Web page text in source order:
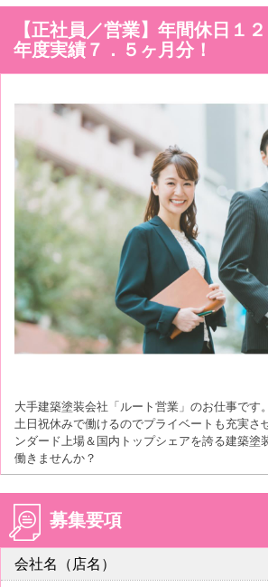
【正社員／営業】年間休日１
年度実績７．５ヶ月分！
大手建築塗装会社「ルート営業」のお仕事です。
土日祝休みで働けるのでプライベートも充実さ
ンダード上場＆国内トップシェアを誇る建築塗
働きませんか？
募集要項
会社名（店名）